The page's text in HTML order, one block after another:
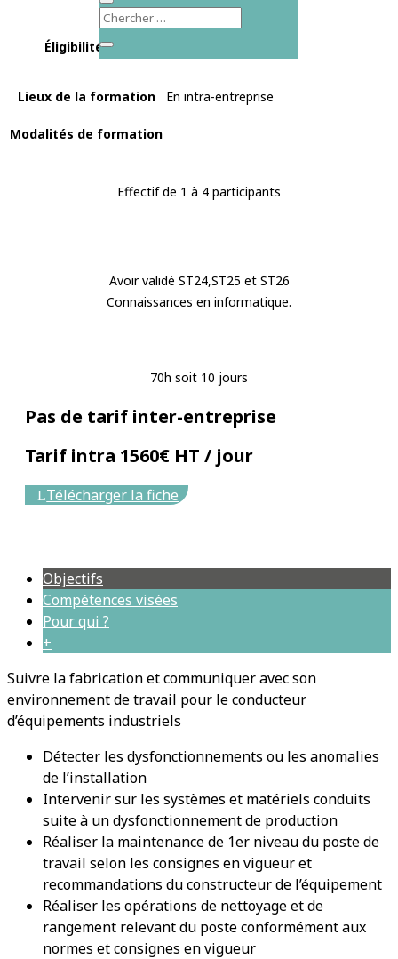
Éligibilité CPF
Lieux de la formation En intra-entreprise
Modalités de formation
Effectif de 1 à 4 participants
Avoir validé ST24,ST25 et ST26
Connaissances en informatique.
70h soit 10 jours
Pas de tarif inter-entreprise
Tarif intra 1560€ HT / jour
Télécharger la fiche
Objectifs
Compétences visées
Pour qui ?
+
Suivre la fabrication et communiquer avec son
environnement de travail pour le conducteur
d’équipements industriels
Détecter les dysfonctionnements ou les anomalies
de l’installation
Intervenir sur les systèmes et matériels conduits
suite à un dysfonctionnement de production
Réaliser la maintenance de 1er niveau du poste de
travail selon les consignes en vigueur et
recommandations du constructeur de l’équipement
Réaliser les opérations de nettoyage et de
rangement relevant du poste conformément aux
normes et consignes en vigueur